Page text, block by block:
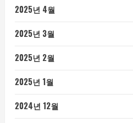
2025년 4월
2025년 3월
2025년 2월
2025년 1월
2024년 12월